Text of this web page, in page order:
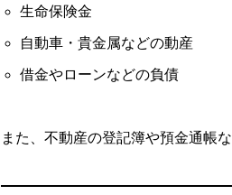
生命保険金
自動車・貴金属などの動産
借金やローンなどの負債
また、不動産の登記簿や預金通帳